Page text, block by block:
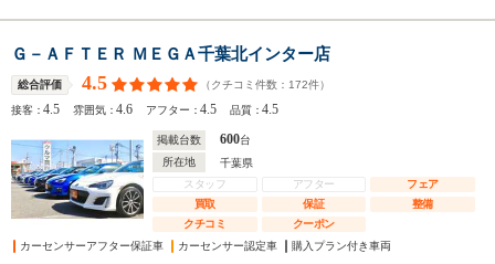
Ｇ－ＡＦＴＥＲ ＭＥＧＡ千葉北インター店
総合評価 4.5 （クチコミ件数： 172件）
接客：4.5 雰囲気：4.6 アフター：4.5 品質：4.5
掲載台数 600台
所在地
千葉県
スタッフ
アフター
フェア
買取
保証
整備
クチコミ
クーポン
カーセンサーアフター保証車
カーセンサー認定車 購入プラン付き車両